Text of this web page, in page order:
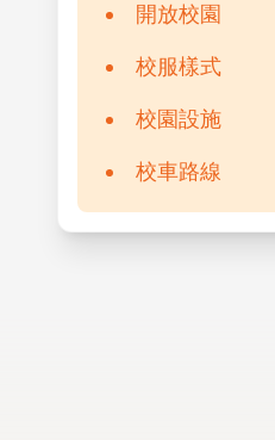
開放校園
校服樣式
校園設施
校車路線